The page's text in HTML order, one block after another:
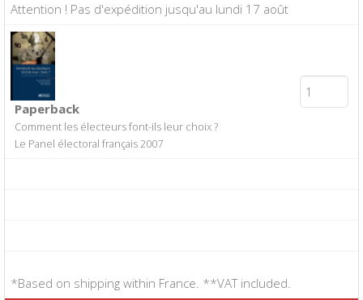
Attention ! Pas d'expédition jusqu'au lundi 17 août
Paperback
Comment les électeurs font-ils leur choix ?
Le Panel électoral français 2007
*Based on shipping within France. **VAT included.